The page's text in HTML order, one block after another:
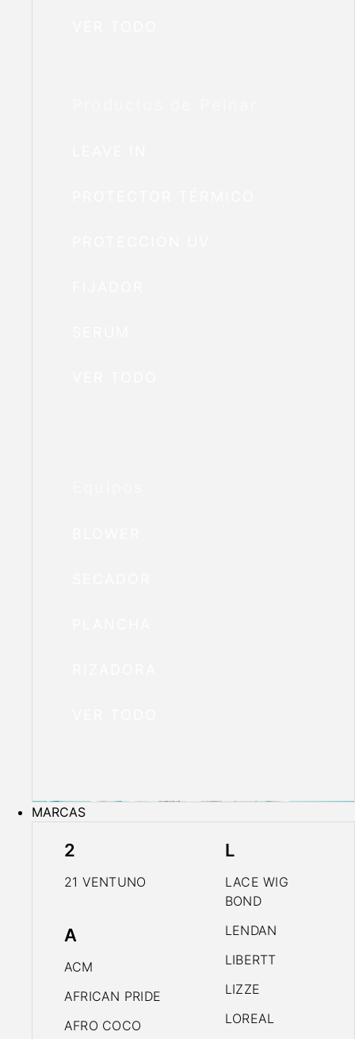
MARCAS
2
21 VENTUNO
A
ACM
AFRICAN PRIDE
AFRO COCO
L
LACE WIG
BOND
LENDAN
LIBERTT
LIZZE
LOREAL